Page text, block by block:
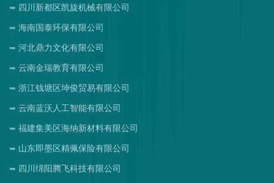
四川新都区凯旋机械有限公司
海南国泰环保有限公司
河北鼎力文化有限公司
云南金瑞教育有限公司
浙江钱塘区坤俊贸易有限公司
云南蓝沃人工智能有限公司
福建集美区海纳新材料有限公司
山东即墨区精佩保险有限公司
四川绵阳腾飞科技有限公司